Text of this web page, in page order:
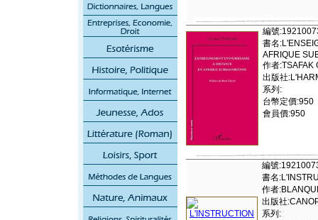
編號
書名
AFRIQUE
作者:TSAFAK
出版社
系列:
台幣定價:950
會員價:950
編號
書名
作者
出版社
系列: